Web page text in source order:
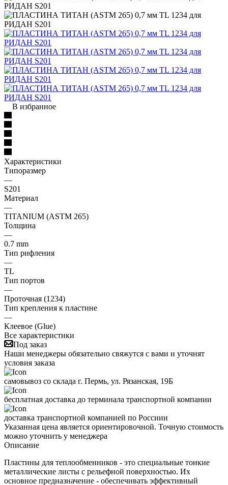
В избранное
Характеристики
Типоразмер
—
S201
Материал
—
TITANIUM (ASTM 265)
Толщина
—
0.7 mm
Тип рифления
—
TL
Тип портов
—
Проточная (1234)
Тип крепления к пластине
—
Клеевое (Glue)
Все характеристики
Под заказ
Наши менеджеры обязательно свяжутся с вами и уточнят
условия заказа
самовывоз со склада г. Пермь, ул. Рязанская, 19Б
бесплатная доставка до терминала транспортной компании
доставка транспортной компанией по Россиии
Указанная цена является ориентировочной. Точную стоимость
можно уточнить у менеджера
Описание
Пластины для теплообменников - это специальные тонкие
металлические листы с рельефной поверхностью. Их
основное предназначение - обеспечивать эффективный